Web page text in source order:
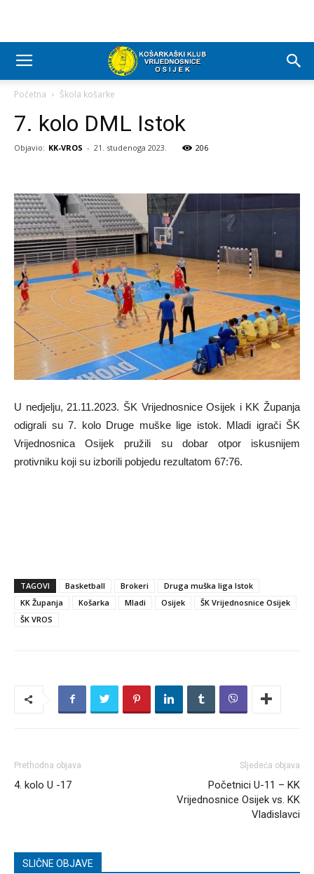
Početna Škola košarke
7. kolo DML Istok
Objavio: KK-VROS - 21. studenoga 2023. 206
U nedjelju, 21.11.2023. ŠK Vrijednosnice Osijek i KK Županja
odigrali su 7. kolo Druge muške lige istok. Mladi igrači ŠK
Vrijednosnica Osijek pružili su dobar otpor iskusnijem
protivniku koji su izborili pobjedu rezultatom 67:76.
TAGOVI Basketball Brokeri
Druga muška liga Istok
KK Županja
Košarka Mladi Osijek
ŠK Vrijednosnice Osijek
ŠK VROS
Prethodna objava
4. kolo U -17
Sljedeća objava
Početnici U-11 – KK
Vrijednosnice Osijek vs. KK
Vladislavci
SLIČNE OBJAVE